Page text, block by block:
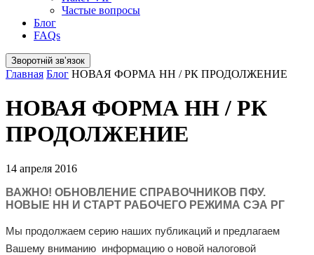
Частые вопросы
Блог
FAQs
Зворотній звʼязок
Главная Блог НОВАЯ ФОРМА НН / РК ПРОДОЛЖЕНИЕ
НОВАЯ ФОРМА НН / РК
ПРОДОЛЖЕНИЕ
14 апреля 2016
ВАЖНО! ОБНОВЛЕНИЕ СПРАВОЧНИКОВ ПФУ.
НОВЫЕ НН И СТАРТ РАБОЧЕГО РЕЖИМА СЭА РГ
Мы продолжаем серию наших публикаций и предлагаем
Вашему вниманию информацию о новой налоговой